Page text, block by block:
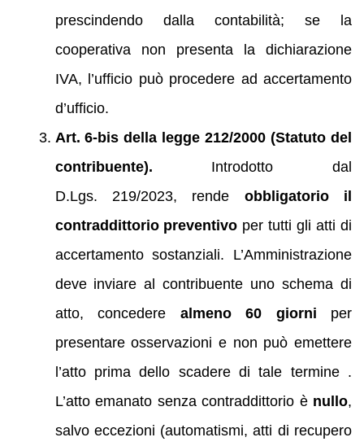
prescindendo dalla contabilità; se la
cooperativa non presenta la dichiarazione
IVA, l’ufficio può procedere ad accertamento
d’ufficio.
Art. 6-bis della legge 212/2000 (Statuto del
contribuente). Introdotto dal
D.Lgs. 219/2023, rende obbligatorio il
contraddittorio preventivo per tutti gli atti di
accertamento sostanziali. L’Amministrazione
deve inviare al contribuente uno schema di
atto, concedere almeno 60 giorni per
presentare osservazioni e non può emettere
l’atto prima dello scadere di tale termine .
L’atto emanato senza contraddittorio è nullo,
salvo eccezioni (automatismi, atti di recupero